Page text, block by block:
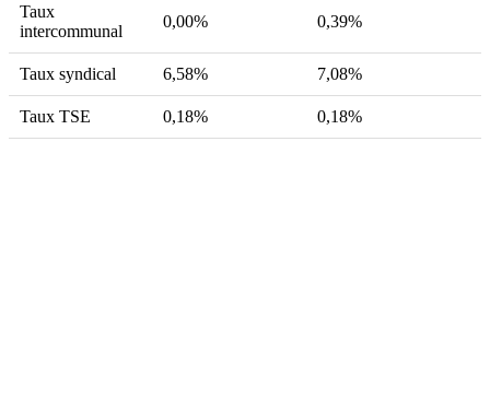
Taux
intercommunal
0,00% 0,39%
Taux syndical 6,58% 7,08%
Taux TSE 0,18% 0,18%